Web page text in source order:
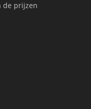
de prijzen